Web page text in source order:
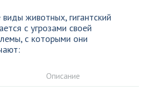
животных, гигантский
с угрозами своей
с которыми они
Описание